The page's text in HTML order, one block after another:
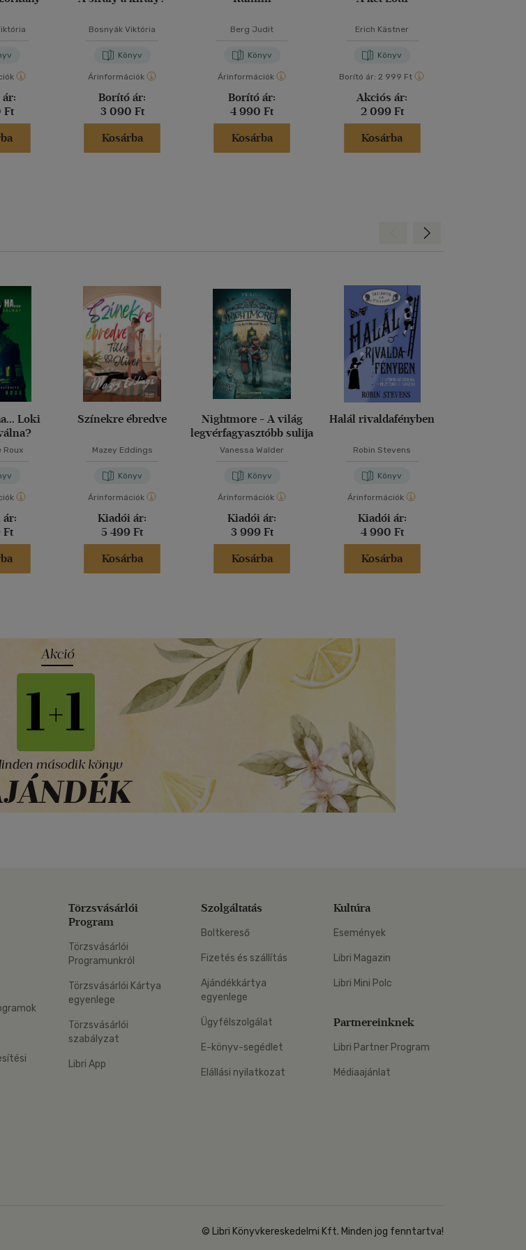
Ft
Bosnyák Viktória
Könyv
Árinformációk
Borító ár:
3 090 Ft
Kosárba
Berg Judit
Könyv
Árinformációk
Borító ár:
4 990 Ft
Kosárba
Erich Kästner
Könyv
Borító ár: 2 999 Ft
Akciós ár:
2 099 Ft
Kosárba
Loki
Roux
ár:
Ft
Színekre ébredve
Mazey Eddings
Könyv
Árinformációk
Kiadói ár:
5 499 Ft
Kosárba
Nightmore - A világ
legvérfagyasztóbb sulija
Vanessa Walder
Könyv
Árinformációk
Kiadói ár:
3 999 Ft
Kosárba
Halál rivaldafényben
Robin Stevens
Könyv
Árinformációk
Kiadói ár:
4 990 Ft
Kosárba
Előre
Törzsvásárlói
Program
Törzsvásárlói
Programunkról
Törzsvásárlói Kártya
egyenlege
Törzsvásárlói
szabályzat
Libri App
Szolgáltatás
Boltkereső
Fizetés és szállítás
Ajándékkártya
egyenlege
Ügyfélszolgálat
E-könyv-segédlet
Elállási nyilatkozat
Kultúra
Események
Libri Magazin
Libri Mini Polc
Partnereinknek
Libri Partner Program
Médiaajánlat
© Libri Könyvkereskedelmi Kft. Minden jog fenntartva!